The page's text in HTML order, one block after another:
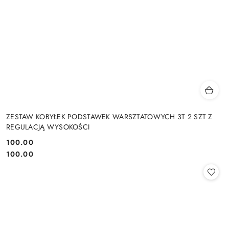
ZESTAW KOBYŁEK PODSTAWEK WARSZTATOWYCH 3T 2 SZT Z
REGULACJĄ WYSOKOŚCI
Cena:
100.00
Cena:
100.00